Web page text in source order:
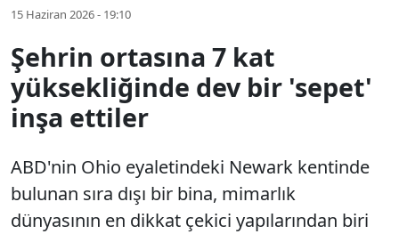
15 Haziran 2026 - 19:10
Şehrin ortasına 7 kat
yüksekliğinde dev bir 'sepet'
inşa ettiler
ABD'nin Ohio eyaletindeki Newark kentinde
bulunan sıra dışı bir bina, mimarlık
dünyasının en dikkat çekici yapılarından biri